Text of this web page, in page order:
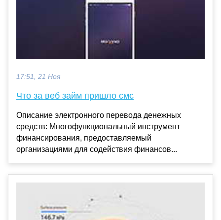
17:51, 21 Ноя
Что за веб займ пришло смс
Описание электронного перевода денежных
средств: Многофункциональный инструмент
финансирования, предоставляемый
организациями для содействия финансов...